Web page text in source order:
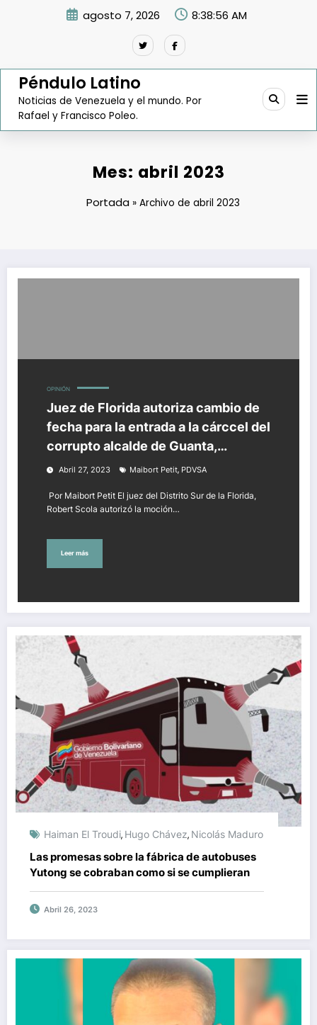
agosto 7, 2026 8:38:57 AM
Péndulo Latino
Noticias de Venezuela y el mundo. Por
Rafael y Francisco Poleo.
Mes: abril 2023
Portada »Archivo de abril 2023
OPINIÓN
Juez de Florida autoriza cambio de
fecha para la entrada a la cárccel del
corrupto alcalde de Guanta,
Jhonnathan Marín
Abril 27, 2023 Maibort Petit, PDVSA
Por Maibort Petit El juez del Distrito Sur de la Florida,
Robert Scola autorizó la moción…
Leer más
Haiman El Troudi, Hugo Chávez, Nicolás Maduro
Las promesas sobre la fábrica de autobuses
Yutong se cobraban como si se cumplieran
Abril 26, 2023